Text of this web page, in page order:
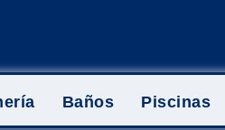
Baños Piscinas